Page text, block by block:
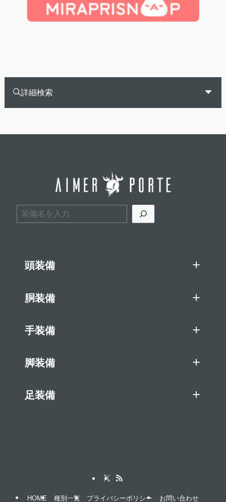
詳細検索
検索
頭装備
胴装備
手装備
脚装備
足装備
HOME 種別一覧 プライバシーポリシー お問い合わせ